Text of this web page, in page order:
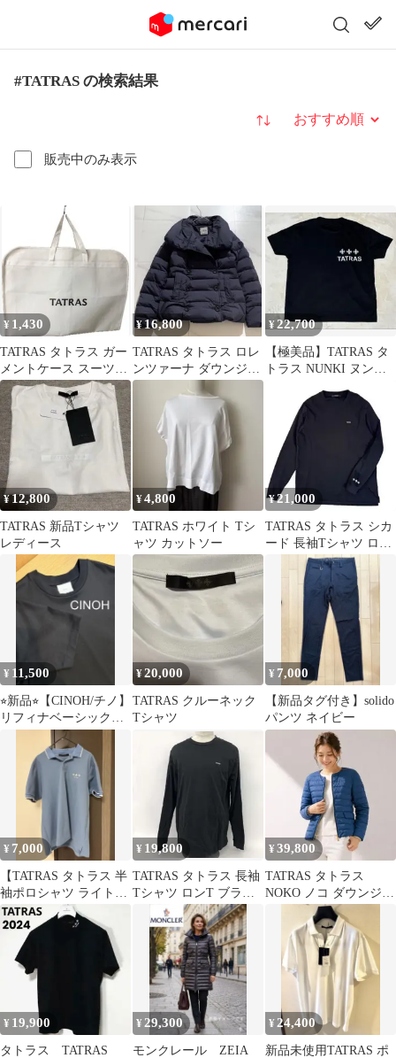
#TATRAS の検索結果
販売中のみ表示
並び替え
¥ 1,430
TATRAS タトラス ガー
メントケース スーツカ
バー ガーメントバッグ
収納
¥16,800
TATRAS タトラス ロレ
ンツァーナ ダウンジャ
ケット ネイビー サイズ
¥22,700
【極美品】TATRAS タ
トラス NUNKI ヌンキ
¥12,800
TATRAS 新品Tシャツ
レディース
¥4,800
TATRAS ホワイト Tシ
ャツ カットソー
¥21,000
TATRAS タトラス シカ
ード 長袖Tシャツ ロン
T 黒 近年モデル
¥ 11,500
⭐︎新品⭐︎【CINOH/チノ】
リフィナベーシックT
シャツ Sサイズ
¥20,000
TATRAS クルーネック
Tシャツ
¥ 7,000
【新品タグ付き】solido
パンツ ネイビー
¥ 7,000
【TATRAS タトラス 半
袖ポロシャツ ライトブ
ルー サイズ04（XL相
当）】
¥ 19,800
TATRAS タトラス 長袖
Tシャツ ロンT ブラッ
ク 黒 03 Lサイズ
¥39,800
TATRAS タトラス
NOKO ノコ ダウンジャ
ケット 02 ノーカラー
¥ 19,900
タトラス TATRAS
¥ 29,300
モンクレール ZEIA
¥ 24,400
新品未使用TATRAS ポ